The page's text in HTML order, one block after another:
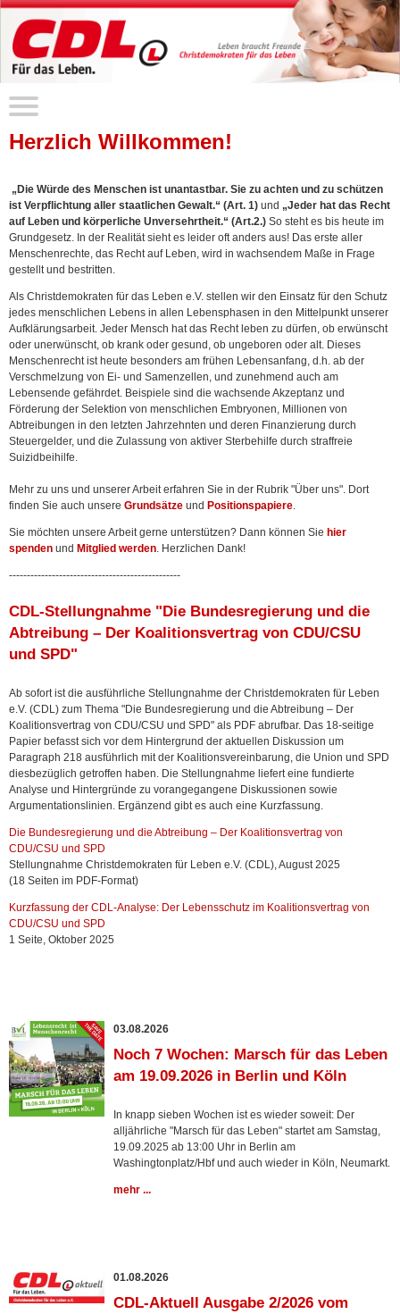
Herzlich Willkommen!
„Die Würde des Menschen ist unantastbar. Sie zu achten und zu schützen
ist Verpflichtung aller staatlichen Gewalt.“ (Art. 1) und „Jeder hat das Recht
auf Leben und körperliche Unversehrtheit.“ (Art.2.) So steht es bis heute im
Grundgesetz. In der Realität sieht es leider oft anders aus! Das erste aller
Menschenrechte, das Recht auf Leben, wird in wachsendem Maße in Frage
gestellt und bestritten.
Als Christdemokraten für das Leben e.V. stellen wir den Einsatz für den Schutz
jedes menschlichen Lebens in allen Lebensphasen in den Mittelpunkt unserer
Aufklärungsarbeit. Jeder Mensch hat das Recht leben zu dürfen, ob erwünscht
oder unerwünscht, ob krank oder gesund, ob ungeboren oder alt. Dieses
Menschenrecht ist heute besonders am frühen Lebensanfang, d.h. ab der
Verschmelzung von Ei- und Samenzellen, und zunehmend auch am
Lebensende gefährdet. Beispiele sind die wachsende Akzeptanz und
Förderung der Selektion von menschlichen Embryonen, Millionen von
Abtreibungen in den letzten Jahrzehnten und deren Finanzierung durch
Steuergelder, und die Zulassung von aktiver Sterbehilfe durch straffreie
Suizidbeihilfe.
Mehr zu uns und unserer Arbeit erfahren Sie in der Rubrik "Über uns". Dort
finden Sie auch unsere Grundsätze und Positionspapiere.
Sie möchten unsere Arbeit gerne unterstützen? Dann können Sie hier
spenden und Mitglied werden. Herzlichen Dank!
------------------------------------------------
CDL-Stellungnahme "Die Bundesregierung und die
Abtreibung – Der Koalitionsvertrag von CDU/CSU
und SPD"
Ab sofort ist die ausführliche Stellungnahme der Christdemokraten für Leben
e.V. (CDL) zum Thema "Die Bundesregierung und die Abtreibung – Der
Koalitionsvertrag von CDU/CSU und SPD" als PDF abrufbar. Das 18-seitige
Papier befasst sich vor dem Hintergrund der aktuellen Diskussion um
Paragraph 218 ausführlich mit der Koalitionsvereinbarung, die Union und SPD
diesbezüglich getroffen haben. Die Stellungnahme liefert eine fundierte
Analyse und Hintergründe zu vorangegangene Diskussionen sowie
Argumentationslinien. Ergänzend gibt es auch eine Kurzfassung.
Die Bundesregierung und die Abtreibung – Der Koalitionsvertrag von
CDU/CSU und SPD
Stellungnahme Christdemokraten für Leben e.V. (CDL), August 2025
(18 Seiten im PDF-Format)
Kurzfassung der CDL-Analyse: Der Lebensschutz im Koalitionsvertrag von
CDU/CSU und SPD
1 Seite, Oktober 2025
03.08.2026
Noch 7 Wochen: Marsch für das Leben
am 19.09.2026 in Berlin und Köln
In knapp sieben Wochen ist es wieder soweit: Der
alljährliche "Marsch für das Leben" startet am Samstag,
19.09.2025 ab 13:00 Uhr in Berlin am
Washingtonplatz/Hbf und auch wieder in Köln, Neumarkt.
mehr ...
01.08.2026
CDL-Aktuell Ausgabe 2/2026 vom